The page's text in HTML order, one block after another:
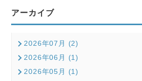
アーカイブ
2026年07月 (2)
2026年06月 (1)
2026年05月 (1)